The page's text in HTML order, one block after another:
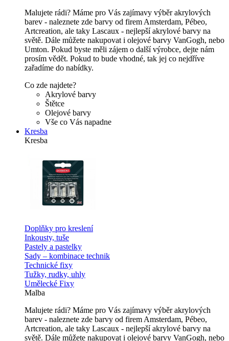
Malujete rádi? Máme pro Vás zajímavy výběr akrylových
barev - naleznete zde barvy od firem Amsterdam, Pébeo,
Artcreation, ale taky Lascaux - nejlepší akrylové barvy na
světě. Dále můžete nakupovat i olejové barvy VanGogh, nebo
Umton. Pokud byste měli zájem o další výrobce, dejte nám
prosím vědět. Pokud to bude vhodné, tak jej co nejdříve
zařadíme do nabídky.
Co zde najdete?
Akrylové barvy
Štětce
Olejové barvy
Vše co Vás napadne
Kresba
Kresba
Doplňky pro kreslení
Inkousty, tuše
Pastely a pastelky
Sady – kombinace technik
Technické fixy
Tužky, rudky, uhly
Umělecké Fixy
Malba
Malujete rádi? Máme pro Vás zajímavy výběr akrylových
barev - naleznete zde barvy od firem Amsterdam, Pébeo,
Artcreation, ale taky Lascaux - nejlepší akrylové barvy na
světě. Dále můžete nakupovat i olejové barvy VanGogh, nebo